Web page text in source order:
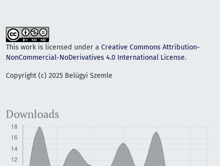
This work is licensed under a Creative Commons Attribution-
NonCommercial-NoDerivatives 4.0 International License.
Copyright (c) 2025 Belügyi Szemle
Downloads